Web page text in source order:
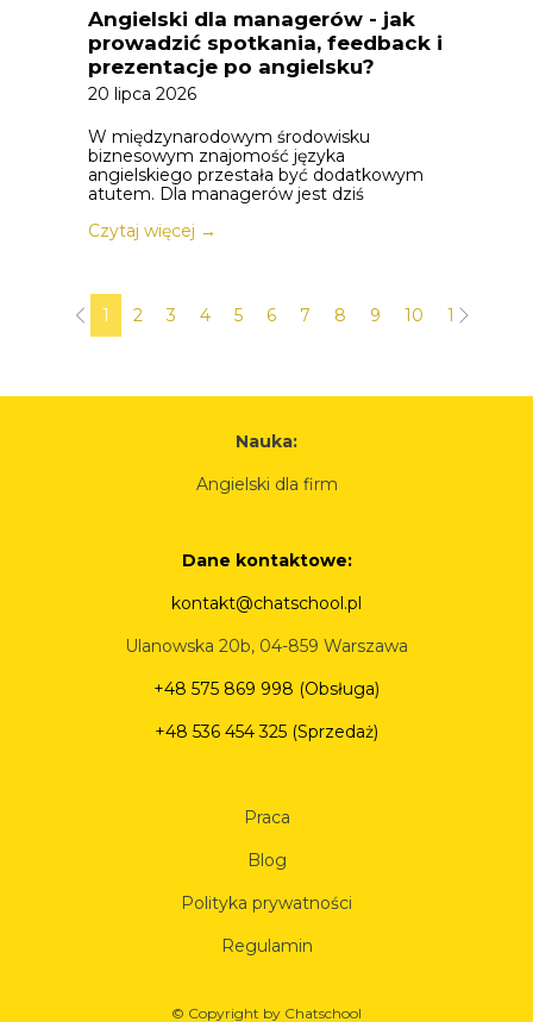
Angielski dla managerów - jak
prowadzić spotkania, feedback i
prezentacje po angielsku?
20 lipca 2026
W międzynarodowym środowisku
biznesowym znajomość języka
angielskiego przestała być dodatkowym
atutem. Dla managerów jest dziś
Czytaj więcej →
1 2 3 4 5 6 7 8 9 10 11
Dane kontaktowe:
kontakt@chatschool.pl
Ulanowska 20b, 04-859 Warszawa
+48 575 869 998 (Obsługa)
+48 536 454 325 (Sprzedaż)
Praca
Blog
Polityka prywatności
Regulamin
Nauka:
Angielski dla firm
© Copyright by Chatschool